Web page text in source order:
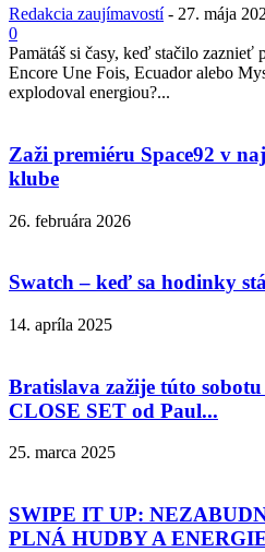
Redakcia zaujímavostí - 27. mája
0
Pamätáš si časy, keď stačilo zaznieť
Encore Une Fois, Ecuador alebo
explodoval energiou?...
Zaži premiéru Space92 v
klube
26. februára 2026
Swatch – keď sa hodinky
14. apríla 2025
Bratislava zažije túto
CLOSE SET od Paul...
25. marca 2025
SWIPE IT UP:
PLNÁ HUDBY A